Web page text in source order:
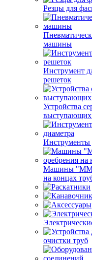
Резцы для
машины
Инструмент
решеток
Устройства
выступающих
Инструменты
Машины
на концах
очистки труб